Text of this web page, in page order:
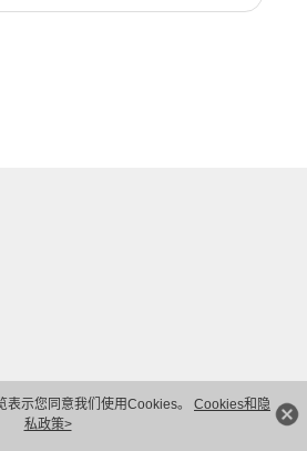
示您同意我们使用Cookies。 Cookies和隐
私政策>